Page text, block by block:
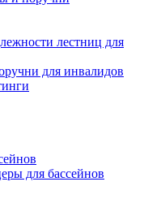
лестниц для
для инвалидов
для бассейнов